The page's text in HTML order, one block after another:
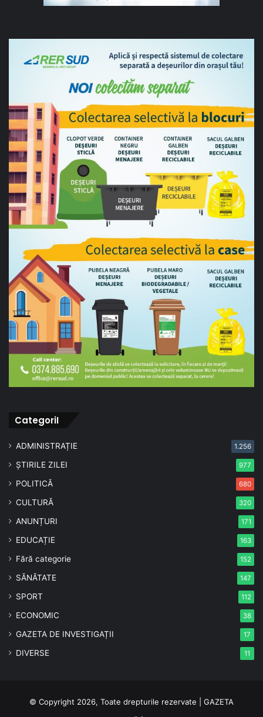
CategoriI
ADMINISTRAȚIE 1.256
ȘTIRILE ZILEI 977
POLITICĂ 680
CULTURĂ 320
ANUNȚURI 171
EDUCAȚIE 163
Fără categorie 152
SĂNĂTATE 147
SPORT 112
ECONOMIC 38
GAZETA DE INVESTIGAȚII 17
DIVERSE 11
© Copyright 2026, Toate drepturile rezervate | GAZETA